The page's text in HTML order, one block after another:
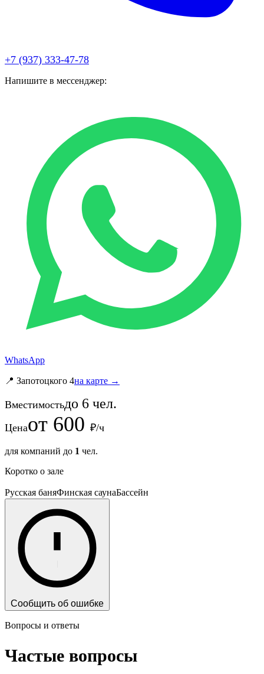
+7 (937) 333-47-78
Напишите в мессенджер:
WhatsApp
📍 Запотоцкого 4на карте →
Вместимостьдо 6 чел.
Ценаот 600 ₽/ч
для компаний до 1 чел.
Коротко о зале
Русская баняФинская саунаБассейн
Сообщить об ошибке
Вопросы и ответы
Частые вопросы